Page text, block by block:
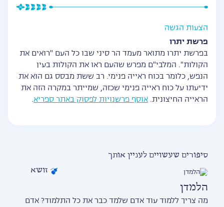
הצעות הגשה
פרשת יתרו
בפרשת יתרו מתואר מעמד הר סיני שבו כל העם "רואים את
הקולות". המלבי"ם מפרש שהעם ראו את הקולות בעין
הנפש, כלומר בכוח ראייה פנימי. רב ששת מבסס גם הוא את
ידיעתו על כוח ראייה פנימי שכזה, שמייתר במקרה הזה את
הראייה החיצונית. אוסף פרשנויות לפסוק באתר ספריא.
סיפורים שעשויים לעניין אותך
זושא
הלמדן
מה צריך ללמוד עוד אדם שלמד כבר את כל התלמוד? אדם